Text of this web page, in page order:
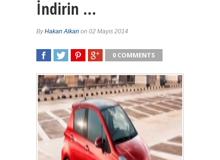
İndirin …
ByHakan Alkan on 02 Mayıs 2014
0 COMMENTS